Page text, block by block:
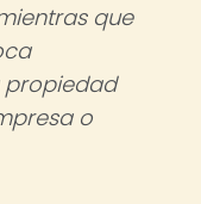
que
propiedad
o